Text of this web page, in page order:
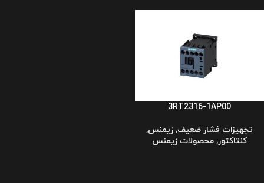
3RT2316-1AP00
تجهیزات فشار ضعیف, زیمنس,
کنتاکتور, محصولات زیمنس